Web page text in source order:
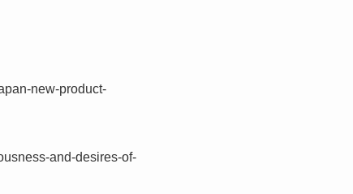
new-product-
and-desires-of-